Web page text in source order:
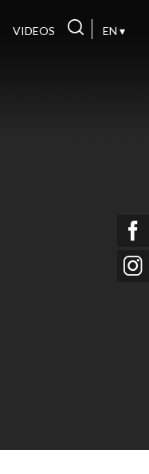
VIDEOS EN ▾